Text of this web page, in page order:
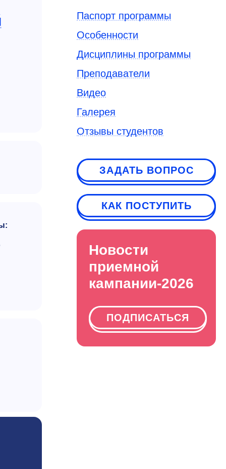
Паспорт программы
Особенности
Дисциплины программы
Преподаватели
Видео
Галерея
Отзывы студентов
ЗАДАТЬ ВОПРОС
КАК ПОСТУПИТЬ
Новости
приемной
кампании-2026
ПОДПИСАТЬСЯ